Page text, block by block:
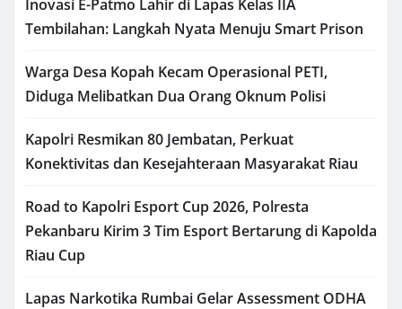
Inovasi E-Patmo Lahir di Lapas Kelas IIA
Tembilahan: Langkah Nyata Menuju Smart Prison
Warga Desa Kopah Kecam Operasional PETI,
Diduga Melibatkan Dua Orang Oknum Polisi
Kapolri Resmikan 80 Jembatan, Perkuat
Konektivitas dan Kesejahteraan Masyarakat Riau
Road to Kapolri Esport Cup 2026, Polresta
Pekanbaru Kirim 3 Tim Esport Bertarung di Kapolda
Riau Cup
Lapas Narkotika Rumbai Gelar Assessment ODHA